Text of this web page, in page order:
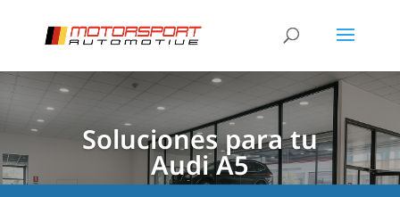
Soluciones para tu
Audi A5
[/et_pb_slide] [/et_pb_slide]